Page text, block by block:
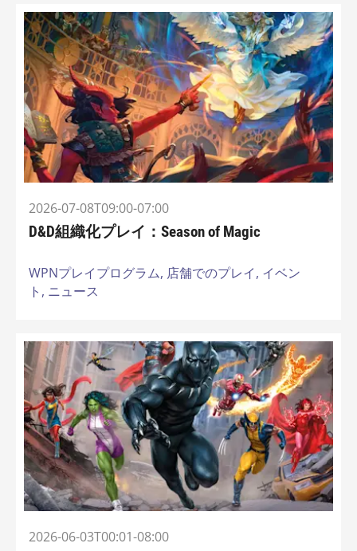
2026-07-08T09:00-07:00
D&D組織化プレイ：Season of Magic
WPNプレイプログラム, 店舗でのプレイ, イベン
ト, ニュース
2026-06-03T00:01-08:00